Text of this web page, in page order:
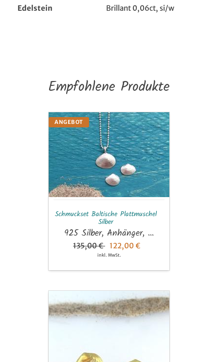
Edelstein Brillant 0,06ct, si/w
Empfohlene Produkte
Schmuckset
Baltische
Plattmuschel
Silber
ANGEBOT
Schmuckset Baltische Plattmuschel
Silber
925 Silber, Anhänger, ...
135,00 € 122,00 €
inkl. MwSt.
Ohrstecker
Baltische
Plattmuschel